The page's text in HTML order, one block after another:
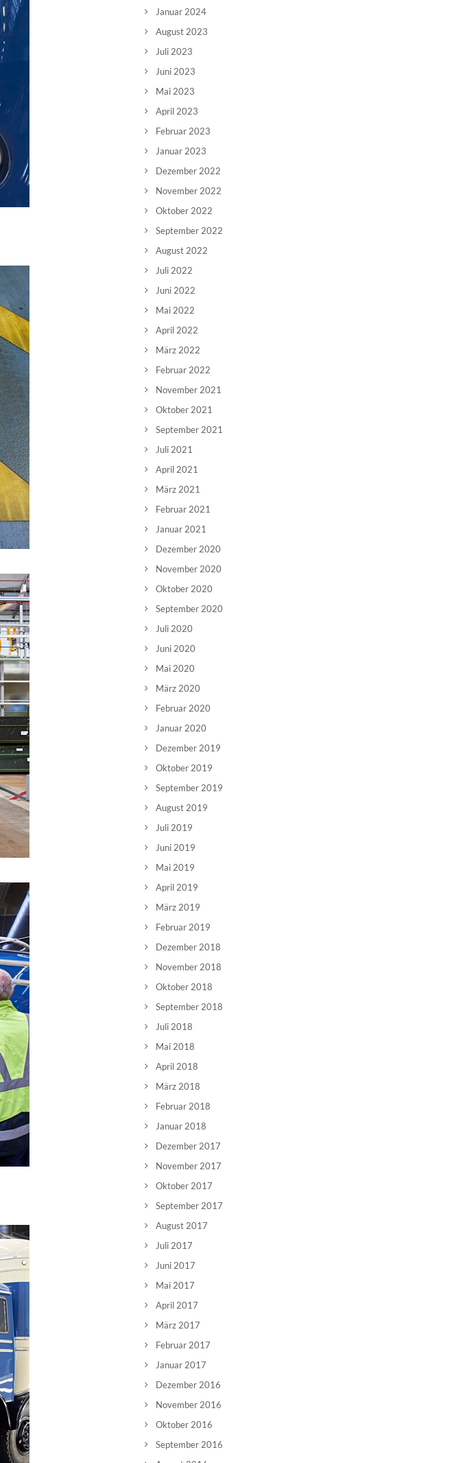
Januar 2024
August 2023
Juli 2023
Juni 2023
Mai 2023
April 2023
Februar 2023
Januar 2023
Dezember 2022
November 2022
Oktober 2022
September 2022
August 2022
Juli 2022
Juni 2022
Mai 2022
April 2022
März 2022
Februar 2022
November 2021
Oktober 2021
September 2021
Juli 2021
April 2021
März 2021
Februar 2021
Januar 2021
Dezember 2020
November 2020
Oktober 2020
September 2020
Juli 2020
Juni 2020
Mai 2020
März 2020
Februar 2020
Januar 2020
Dezember 2019
Oktober 2019
September 2019
August 2019
Juli 2019
Juni 2019
Mai 2019
April 2019
März 2019
Februar 2019
Dezember 2018
November 2018
Oktober 2018
September 2018
Juli 2018
Mai 2018
April 2018
März 2018
Februar 2018
Januar 2018
Dezember 2017
November 2017
Oktober 2017
September 2017
August 2017
Juli 2017
Juni 2017
Mai 2017
April 2017
März 2017
Februar 2017
Januar 2017
Dezember 2016
November 2016
Oktober 2016
September 2016